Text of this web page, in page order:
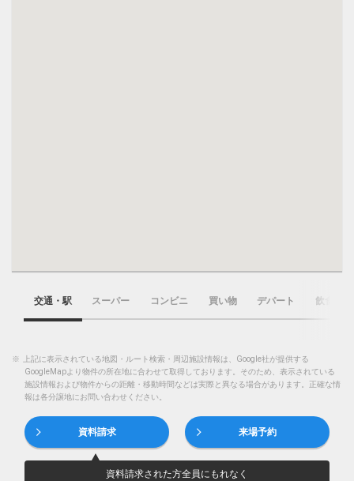
交通・駅 スーパー コンビニ 買い物 デパート 飲食店
※
上記に表示されている地図・ルート検索・周辺施設情報は、Google社が提供する
GoogleMapより物件の所在地に合わせて取得しております。そのため、表示されている
施設情報および物件からの距離・移動時間などは実際と異なる場合があります。正確な情
報は各分譲地にお問い合わせください。
資料請求 来場予約
資料請求された方全員にもれなく